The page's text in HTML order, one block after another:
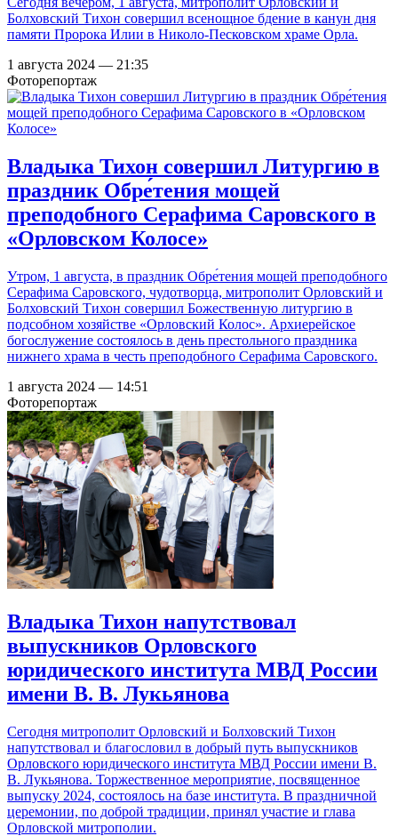
Болховский Тихон совершил всенощное бдение в канун дня
памяти Пророка Илии в Николо-Песковском храме Орла.
1 августа 2024 — 21:35
Фоторепортаж
Владыка Тихон совершил Литургию в
праздник Обре́тения мощей
преподобного Серафима Саровского в
«Орловском Колосе»
Утром, 1 августа, в праздник Обре́тения мощей преподобного
Серафима Саровского, чудотворца, митрополит Орловский и
Болховский Тихон совершил Божественную литургию в
подсобном хозяйстве «Орловский Колос». Архиерейское
богослужение состоялось в день престольного праздника
нижнего храма в честь преподобного Серафима Саровского.
1 августа 2024 — 14:51
Фоторепортаж
Владыка Тихон напутствовал
выпускников Орловского
юридического института МВД России
имени В. В. Лукьянова
Сегодня митрополит Орловский и Болховский Тихон
напутствовал и благословил в добрый путь выпускников
Орловского юридического института МВД России имени В.
В. Лукьянова. Торжественное мероприятие, посвященное
выпуску 2024, состоялось на базе института. В праздничной
церемонии, по доброй традиции, принял участие и глава
Орловской митрополии.